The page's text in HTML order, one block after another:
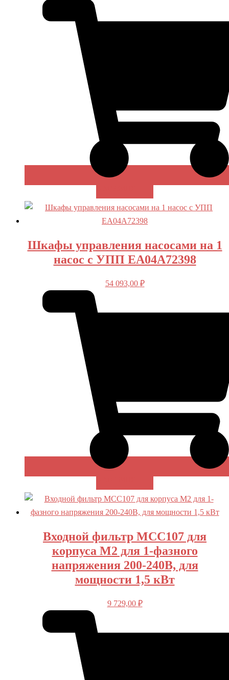
Шкафы управления насосами на 1
насос с УПП EA04A72398
54 093,00 ₽
Входной фильтр MCC107 для
корпуса M2 для 1-фазного
напряжения 200-240В, для
мощности 1,5 кВт
9 729,00 ₽